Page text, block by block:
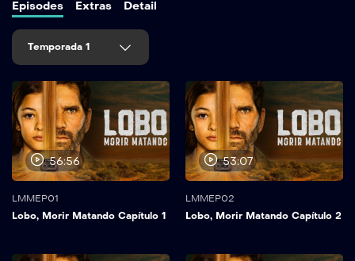
Episodes Extras Detail
Temporada 1
56:56
LMMEP01
Lobo, Morir Matando Capítulo 1
53:07
LMMEP02
Lobo, Morir Matando Capítulo 2